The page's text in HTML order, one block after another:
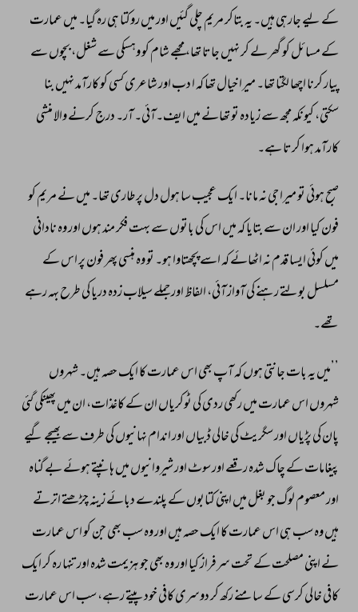
کے لیے جارہی ہیں۔ یہ بتاکر مریم چلی گئیں اور میں روکتا ہی رہ گیا۔ میں عمارت
کے مسائل کو گھر لے کر نہیں جاتا تھا، مجھے شام کو وہسکی سے شغل، بچوں سے
پیار کرنا اچھا لگتا تھا۔ میرا خیال تھا کہ ا دب اور شاعری کسی کو کارآمد نہیں بنا
سکتی، کیونکہ مجھ سے زیادہ تو تھانے میں ایف۔آئی۔ آر۔ درج کرنے والا منشی
کارآمد ہوا کرتا ہے۔
صبح ہوئی تو میرا جی نہ مانا۔ ایک عجیب سا ہول دل پر طاری تھا۔ میں نے مریم کو
فون کیا اور ان سے بتایا کہ میں اس کی باتوں سے بہت فکر مند ہوں اور وہ نادانی
میں کوئی ایسا قدم نہ اٹھائے کہ اسے پچھتاوا ہو۔ تو وہ ہنسی پھر فون پر اس کے
مسلسل بولتے رہنے کی آواز آئی، الفاظ اور جملے سیلاب زدہ دریا کی طرح بہہ رہے
تھے۔
’’میں یہ بات جانتی ہوں کہ آپ بھی اس عمارت کا ایک حصہ ہیں۔ شہروں
شہروں اس عمارت میں رکھی ردی کی ٹوکریاں ان کے کاغذات، ان میں پھینکی گئی
پان کی پڑیاں اور سگریٹ کی خالی ڈبیاں اور اندام نہانیوں کی طرف سے بھیجے گیے
پیغامات کے چاک شدہ رقعے اور سوٹ اور شیروانیوں میں ہانپتے ہوئے بے گناہ
اور معصوم لوگ جو بغل میں اپنی کتابوں کے پلندے دبائے زینہ چڑھتے اترتے
ہیں وہ سب ہی اس عمارت کا ایک حصہ ہیں اور وہ سب بھی جن کو اس عمارت
نے اپنی مصلحت کے تحت سرفراز کیا اور وہ بھی جو ہزیمت شدہ اور تنہا رہ کر ایک
کافی خالی کرسی کے سامنے رکھ کر دوسری کافی خود پیتے رہے، سب اس عمارت